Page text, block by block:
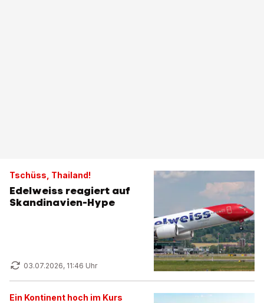
Tschüss, Thailand!
Edelweiss reagiert auf
Skandinavien-Hype
03.07.2026, 11:46 Uhr
Ein Kontinent hoch im Kurs